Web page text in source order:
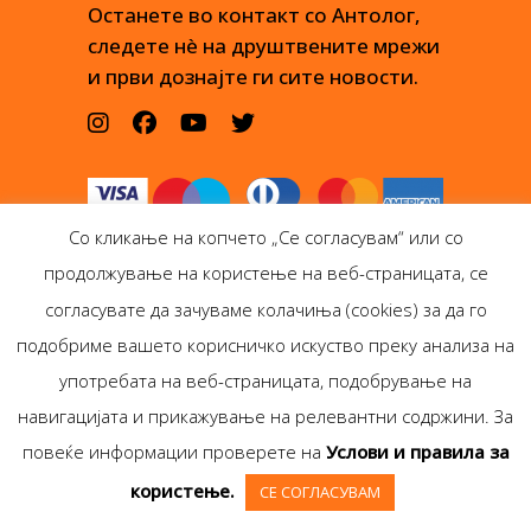
Останете во контакт со Антолог,
следете нè на друштвените мрежи
и први дознајте ги сите новости.
Антолог Боокс дооел
Copyright © Antolog
Books 1999-2020
Со кликање на копчето „Се согласувам“ или со
продолжување на користење на веб-страницата, се
согласувате да зачуваме колачиња (cookies) за да го
подобриме вашето корисничко искуство преку анализа на
употребата на веб-страницата, подобрување на
навигацијата и прикажување на релевантни содржини. За
повеќе информации проверете на Услови и правила за
користење.
СЕ СОГЛАСУВАМ